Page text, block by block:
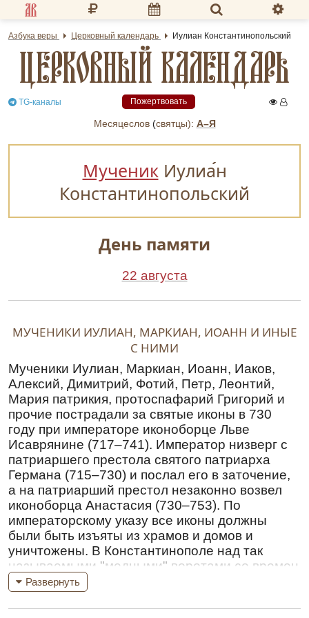
Разделы портала
«Азбука веры»
Гид
Календарь
Азбука веры Церковный календарь Иулиан Константинопольский
ЦЕРКОВНЫЙ КАЛЕНДАРЬ
TG-каналы Пожертвовать
Месяцеслов(cвятцы): А–Я
МученикИулиан
Константинопольский
День памяти
22 августа
МУЧЕНИКИ ИУЛИАН, МАРКИАН, ИОАНН И ИНЫЕ
С НИМИ
Мученики Иулиан, Маркиан, Иоанн, Иаков,
Алексий, Димитрий, Фотий, Петр, Леонтий,
Мария патрикия, протоспафарий Григорий и
прочие пострадали за святые иконы в 730
году при императоре иконоборце Льве
Исаврянине (717–741). Император низверг с
патриаршего престола святого патриарха
Германа (715–730) и послал его в заточение,
а на патриарший престол незаконно возвел
иконоборца Анастасия (730–753). По
императорскому указу все иконы должны
были быть изъяты из храмов и домов и
уничтожены. В Константинополе над так
называемыми "медными" воротами со времен
святого благоверного царя Константина
Великого (324–337) была укреплена
чудотворная икона Спасителя, сделанная из
Развернуть